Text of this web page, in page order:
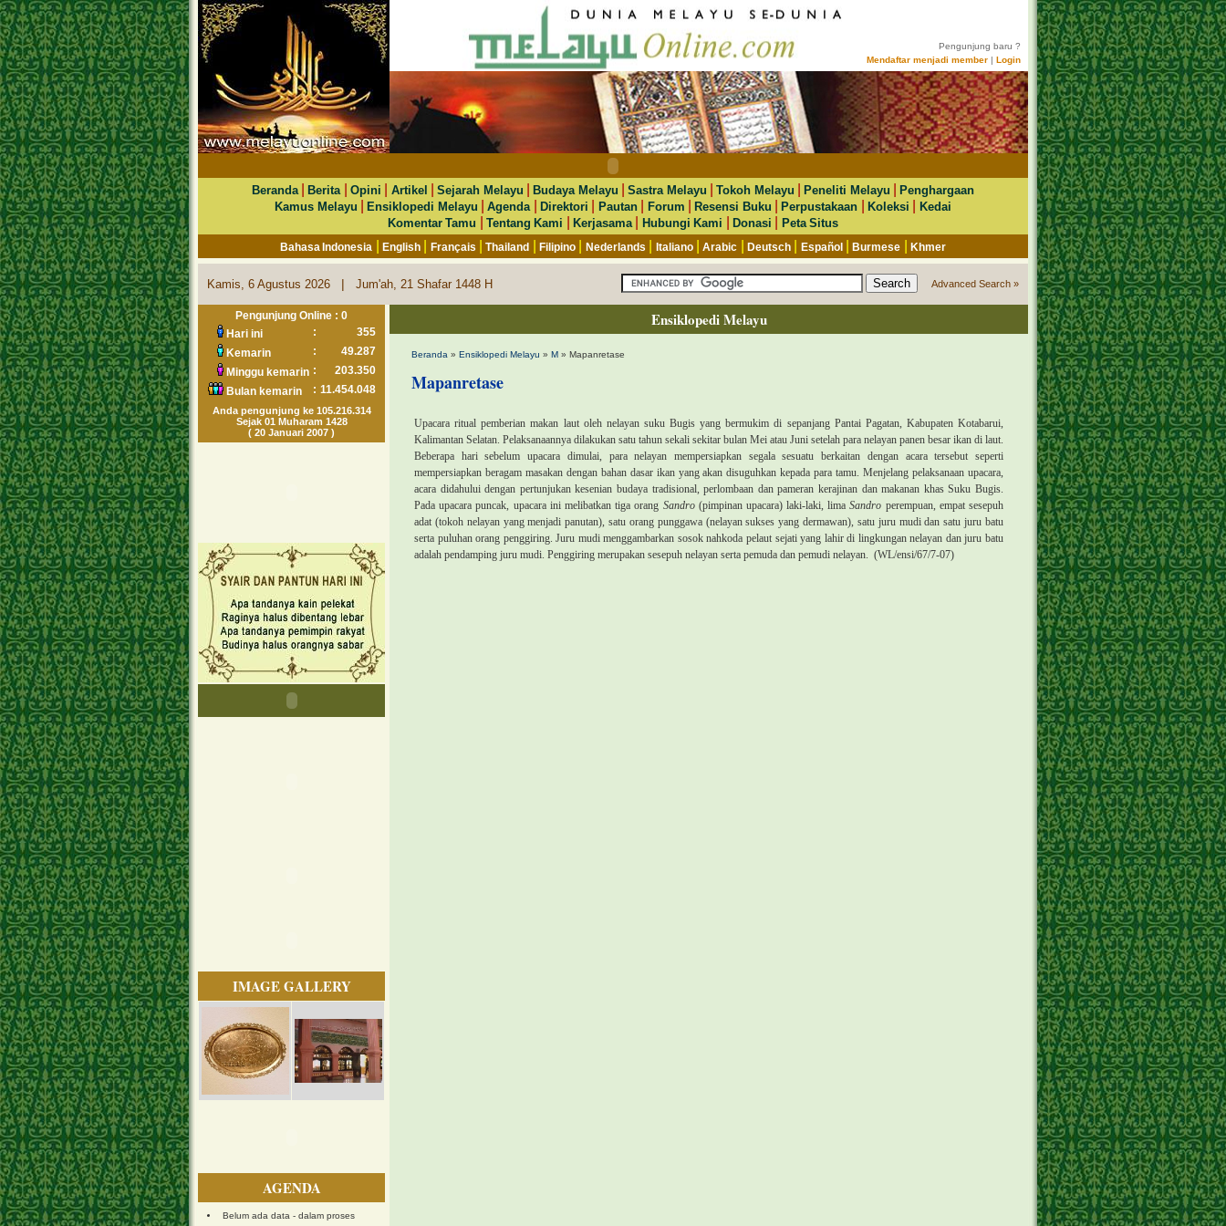
Pengunjung baru ?
Mendaftar menjadi member | Login
Beranda|Berita Opini Artikel |Sejarah Melayu |Budaya Melayu |Sastra Melayu |Tokoh Melayu |Peneliti Melayu |Penghargaan
Kamus Melayu
|Ensiklopedi Melayu |Agenda |Direktori Pautan| Forum |Resensi Buku |Perpustakaan Koleksi
Kedai
Komentar Tamu
|Tentang Kami |Kerjasama Hubungi Kami Donasi Peta Situs
Bahasa Indonesia |English Français |Thailand |Filipino Nederlands Italiano|Arabic Deutsch| Español|Burmese Khmer
Kamis, 6 Agustus 2026 | Jum'ah, 21 Shafar 1448 H Advanced Search »
Pengunjung Online : 0
Hari ini
:
355
Kemarin
:
49.287
Minggu kemarin :
203.350
Bulan kemarin
: 11.454.048
Anda pengunjung ke 105.216.314
Sejak 01 Muharam 1428
( 20 Januari 2007 )
IMAGE GALLERY
AGENDA
Belum ada data - dalam proses
Ensiklopedi Melayu
Beranda » Ensiklopedi Melayu » M » Mapanretase
Mapanretase
Upacara ritual pemberian makan laut oleh nelayan suku Bugis yang bermukim di sepanjang Pantai Pagatan, Kabupaten Kotabarui,
Kalimantan Selatan. Pelaksanaannya dilakukan satu tahun sekali sekitar bulan Mei atau Juni setelah para nelayan panen besar ikan di laut.
Beberapa hari sebelum upacara dimulai, para nelayan mempersiapkan segala sesuatu berkaitan dengan acara tersebut seperti
mempersiapkan beragam masakan dengan bahan dasar ikan yang akan disuguhkan kepada para tamu. Menjelang pelaksanaan upacara,
acara didahului dengan pertunjukan kesenian budaya tradisional, perlombaan dan pameran kerajinan dan makanan khas Suku Bugis.
Pada upacara puncak, upacara ini melibatkan tiga orang Sandro (pimpinan upacara) laki-laki, limaSandro perempuan, empat sesepuh
adat (tokoh nelayan yang menjadi panutan), satu orang punggawa (nelayan sukses yang dermawan), satu juru mudi dan satu juru batu
serta puluhan orang penggiring. Juru mudi menggambarkan sosok nahkoda pelaut sejati yang lahir di lingkungan nelayan dan juru batu
adalah pendamping juru mudi. Penggiring merupakan sesepuh nelayan serta pemuda dan pemudi nelayan. (WL/ensi/67/7-07)